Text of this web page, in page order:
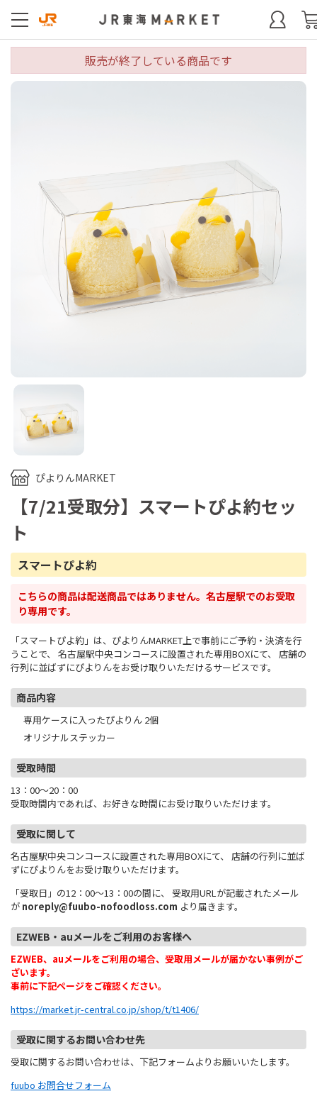
ぴよりんMARKET
【7/21受取分】スマートぴよ約セッ
ト
スマートぴよ約
こちらの商品は配送商品ではありません。名古屋駅でのお受取
り専用です。
「スマートぴよ約」は、ぴよりんMARKET上で事前にご予約・決済を行
うことで、 名古屋駅中央コンコースに設置された専用BOXにて、 店舗の
行列に並ばずにぴよりんをお受け取りいただけるサービスです。
商品内容
専用ケースに入ったぴよりん 2個
オリジナルステッカー
受取時間
13：00～20：00
受取時間内であれば、お好きな時間にお受け取りいただけます。
受取に関して
名古屋駅中央コンコースに設置された専用BOXにて、 店舗の行列に並ば
ずにぴよりんをお受け取りいただけます。
「受取日」の12：00～13：00の間に、 受取用URLが記載されたメール
が noreply@fuubo-nofoodloss.com より届きます。
EZWEB・auメールをご利用のお客様へ
EZWEB、auメールをご利用の場合、受取用メールが届かない事例がご
ざいます。
事前に下記ページをご確認ください。
https://market.jr-central.co.jp/shop/t/t1406/
受取に関するお問い合わせ先
受取に関するお問い合わせは、下記フォームよりお願いいたします。
fuubo お問合せフォーム
販売が終了している商品です